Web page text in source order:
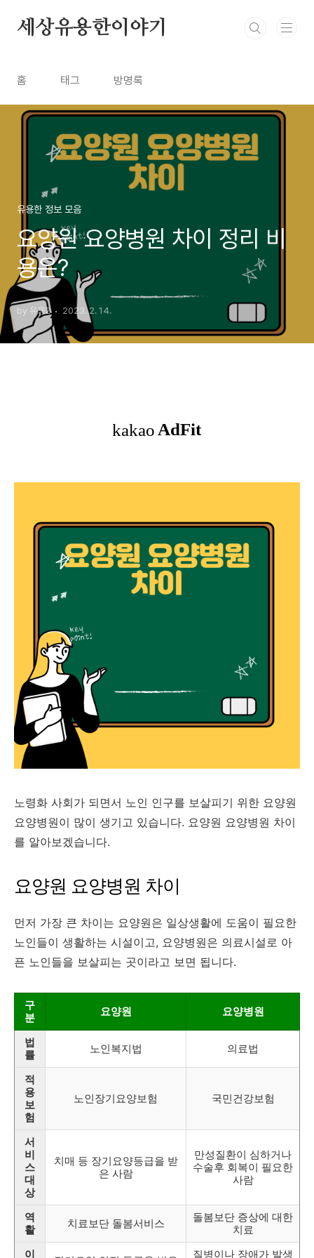
세상유용한이야기
홈 태그 방명록
유용한 정보 모음
요양원 요양병원 차이 정리 비
용은?
by 유용2 2023. 2. 14.
노령화 사회가 되면서 노인 인구를 보살피기 위한 요양원
요양병원이 많이 생기고 있습니다. 요양원 요양병원 차이
를 알아보겠습니다.
요양원 요양병원 차이
먼저 가장 큰 차이는 요양원은 일상생활에 도움이 필요한
노인들이 생활하는 시설이고, 요양병원은 의료시설로 아
픈 노인들을 보살피는 곳이라고 보면 됩니다.
구
분
요양원 요양병원
법
률
노인복지법 의료법
적
용
보
험
노인장기요양보험 국민건강보험
서
비
스
대
상
치매 등 장기요양등급을 받
은 사람
만성질환이 심하거나
수술후 회복이 필요한
사람
역
활
치료보단 돌봄서비스
돌봄보단 증상에 대한
치료
이
질병이나 장애가 발생